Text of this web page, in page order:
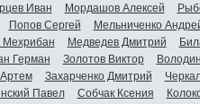
Иван Мордашов Алексей
Попов Сергей Мельниченко
Мехрибан Медведев Дмитрий
Герман Золотов Виктор
Захарченко Дмитрий
Павел Собчак Ксения